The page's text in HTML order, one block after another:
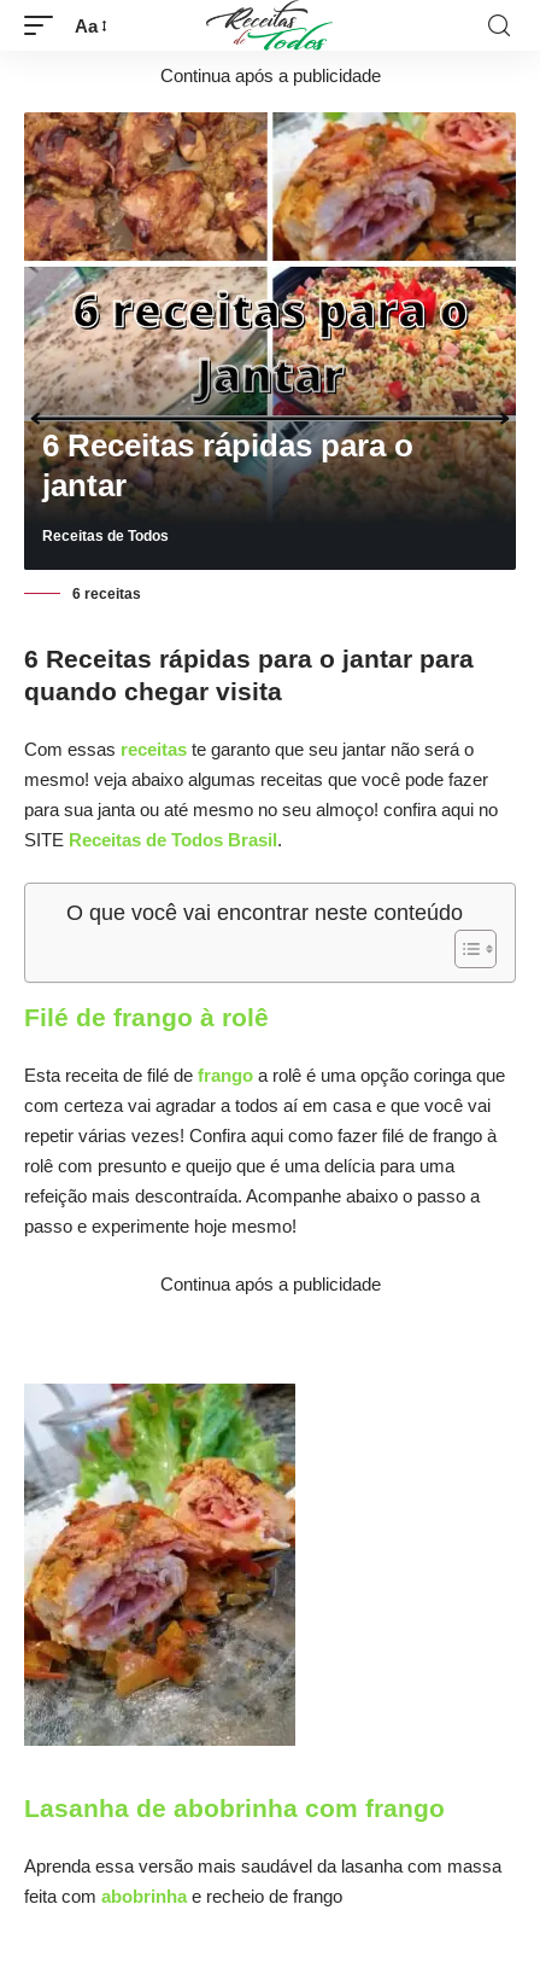
Aa
Continua após a publicidade
6 Receitas rápidas para o
jantar
Receitas de Todos
6 receitas
6 Receitas rápidas para o jantar para
quando chegar visita
Com essas receitas te garanto que seu jantar não será o
mesmo! veja abaixo algumas receitas que você pode fazer
para sua janta ou até mesmo no seu almoço! confira aqui no
SITE Receitas de Todos Brasil.
O que você vai encontrar neste conteúdo
Filé de frango à rolê
Esta receita de filé de frango a rolê é uma opção coringa que
com certeza vai agradar a todos aí em casa e que você vai
repetir várias vezes! Confira aqui como fazer filé de frango à
rolê com presunto e queijo que é uma delícia para uma
refeição mais descontraída. Acompanhe abaixo o passo a
passo e experimente hoje mesmo!
Continua após a publicidade
Lasanha de abobrinha com frango
Aprenda essa versão mais saudável da lasanha com massa
feita com abobrinhae recheio de frango